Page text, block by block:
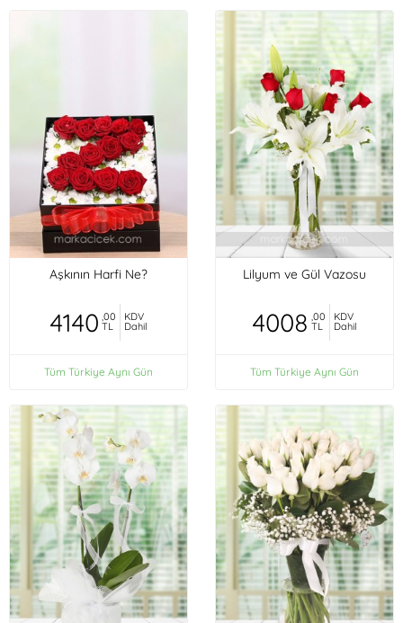
Aşkının Harfi Ne?
4140 ,00
TL
KDV
Dahil
Tüm Türkiye Aynı Gün
Lilyum ve Gül Vazosu
4008 ,00
TL
KDV
Dahil
Tüm Türkiye Aynı Gün